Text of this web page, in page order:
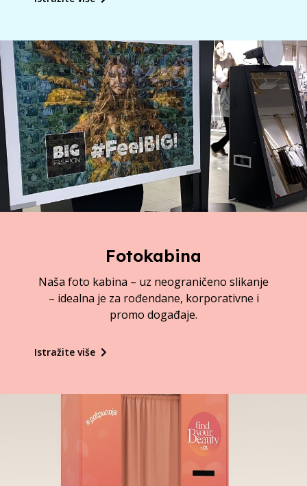
Fotokabina
Naša foto kabina – uz neograničeno slikanje
– idealna je za rođendane, korporativne i
promo događaje.
Istražite više